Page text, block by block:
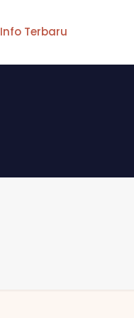
Info Terbaru